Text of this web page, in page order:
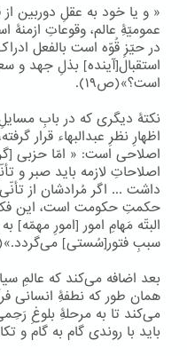
« و یا خود به عقلِ دوربین از
عمومیّۀِ عالم، وقوعاتِ ازمنۀ
در حیّزِ قُوّه است بالفعل
استقبال[آینده] بذلِ جهد و
است؟»(ص۱۹).
نکتۀ دیگری که در بابِ
اظهارِ نظرِ عبدالبهاء قرار
اصلاحی است: « امّا حزبی
اصلاحاتِ لازمه باید صبر و
داشت ... اگر مُرادشان از
حکمتِ حکومت است، این فکر
البتّه مَهامِ امور [امورِ مهمّه]
سببِ فتور[سُستی]
بعد اضافه می‌کند که عالمِ
همان طور که نطفۀِ انسانی
می‌کند تا به مرحلۀِ بلوغِ
باید با روندی گام به گام و